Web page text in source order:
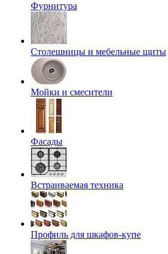
Фурнитура
Столешницы и мебельные щиты
Мойки и смесители
Фасады
Встраиваемая техника
Профиль для шкафов-купе